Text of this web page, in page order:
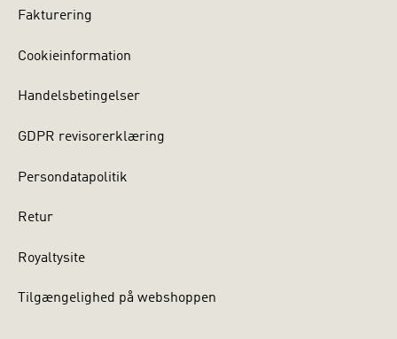
Fakturering
Cookieinformation
Handelsbetingelser
GDPR revisorerklæring
Persondatapolitik
Retur
Royaltysite
Tilgængelighed på webshoppen